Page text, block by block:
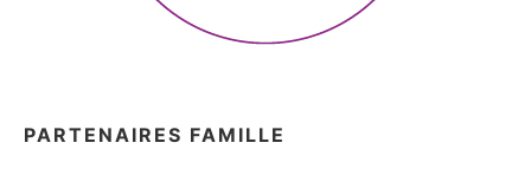
PARTENAIRES FAMILLE